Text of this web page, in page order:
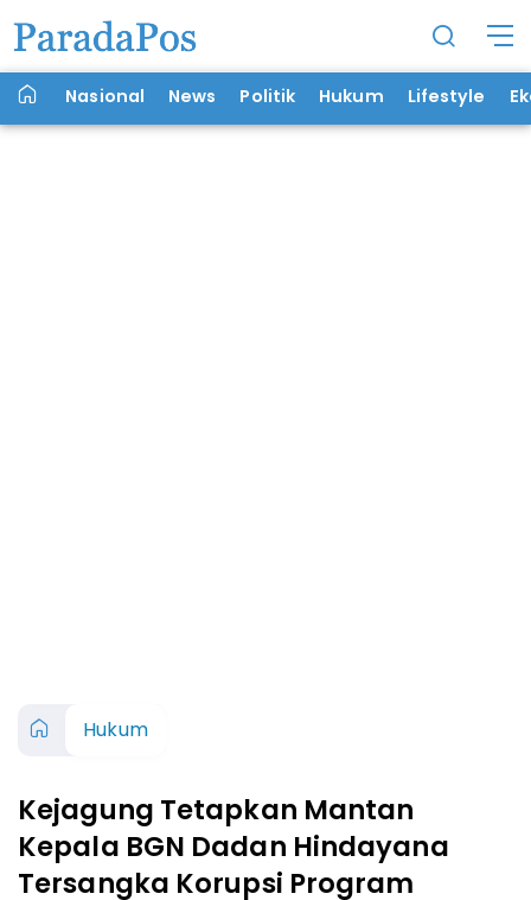
Nasional News Politik Hukum Lifestyle
Hukum
Kejagung Tetapkan Mantan
Kepala BGN Dadan Hindayana
Tersangka Korupsi Program